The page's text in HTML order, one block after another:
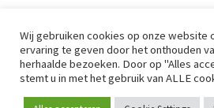
Wij gebruiken cookies op onze website
ervaring te geven door het onthouden
herhaalde bezoeken. Door op "Alles
stemt u in met het gebruik van ALLE